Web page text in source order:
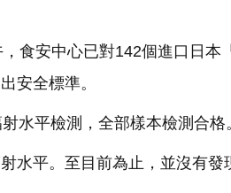
食安中心已對142個進口日本
安全標準。
水平檢測，全部樣本檢測合格
平。至目前為止，並沒有發